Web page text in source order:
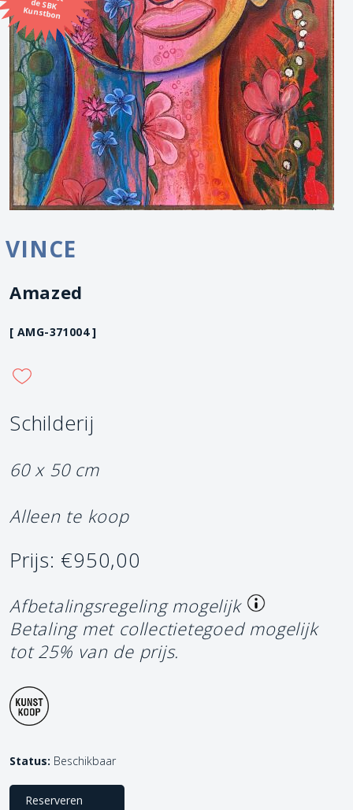
Kunstbon
VINCE
Amazed
[ AMG-371004 ]
Schilderij
60 x 50 cm
Alleen te koop
Prijs: €950,00
Afbetalingsregeling mogelijk
Betaling met collectietegoed mogelijk
tot 25% van de prijs.
Status: Beschikbaar
Reserveren